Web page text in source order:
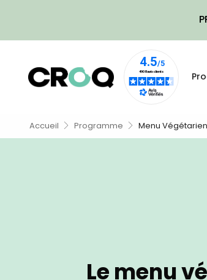
Accueil Programme Menu Végétarien
Le menu